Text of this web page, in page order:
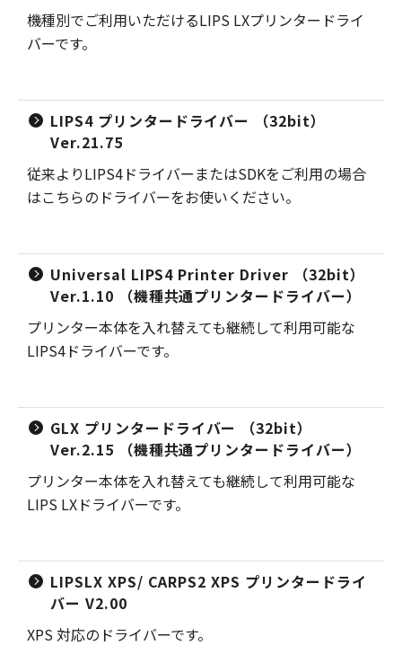
機種別でご利用いただけるLIPS LXプリンタードライ
バーです。
LIPS4 プリンタードライバー （32bit）
Ver.21.75
従来よりLIPS4ドライバーまたはSDKをご利用の場合
はこちらのドライバーをお使いください。
Universal LIPS4 Printer Driver （32bit）
Ver.1.10 （機種共通プリンタードライバー）
プリンター本体を入れ替えても継続して利用可能な
LIPS4ドライバーです。
GLX プリンタードライバー （32bit）
Ver.2.15 （機種共通プリンタードライバー）
プリンター本体を入れ替えても継続して利用可能な
LIPS LXドライバーです。
LIPSLX XPS/ CARPS2 XPS プリンタードライ
バー V2.00
XPS 対応のドライバーです。